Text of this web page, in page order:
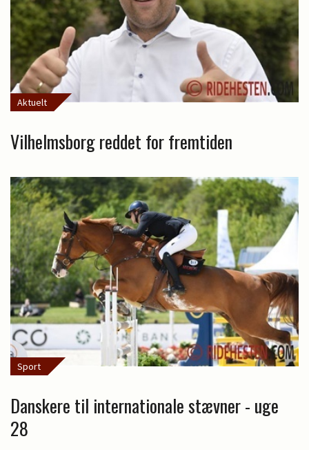
Aktuelt
Vilhelmsborg reddet for fremtiden
Sport
Danskere til internationale stævner - uge
28